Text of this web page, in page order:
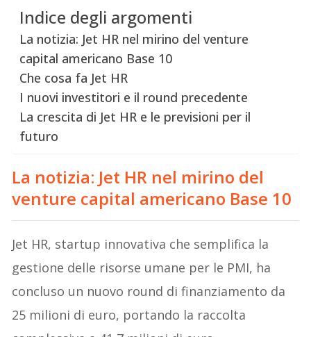
Indice degli argomenti
La notizia: Jet HR nel mirino del venture
capital americano Base 10
Che cosa fa Jet HR
I nuovi investitori e il round precedente
La crescita di Jet HR e le previsioni per il
futuro
La notizia: Jet HR nel mirino del
venture capital americano Base 10
Jet HR, startup innovativa che semplifica la
gestione delle risorse umane per le PMI, ha
concluso un nuovo round di finanziamento da
25 milioni di euro, portando la raccolta